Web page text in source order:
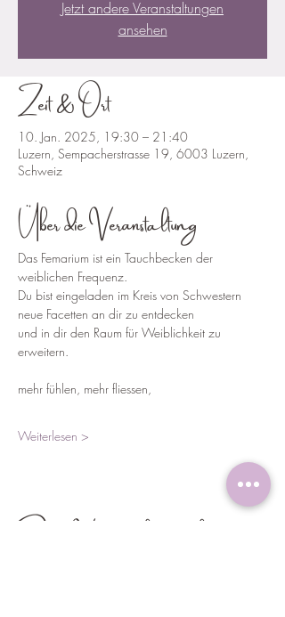
Jetzt andere Veranstaltungen
ansehen
Zeit & Ort
10. Jan. 2025, 19:30 – 21:40
Luzern, Sempacherstrasse 19, 6003 Luzern,
Schweiz
Über die Veranstaltung
Das Femarium ist ein Tauchbecken der
weiblichen Frequenz.
Du bist eingeladen im Kreis von Schwestern
neue Facetten an dir zu entdecken
und in dir den Raum für Weiblichkeit zu
erweitern.
mehr fühlen, mehr fliessen,
Weiterlesen >
Diese Veranstaltung teilen